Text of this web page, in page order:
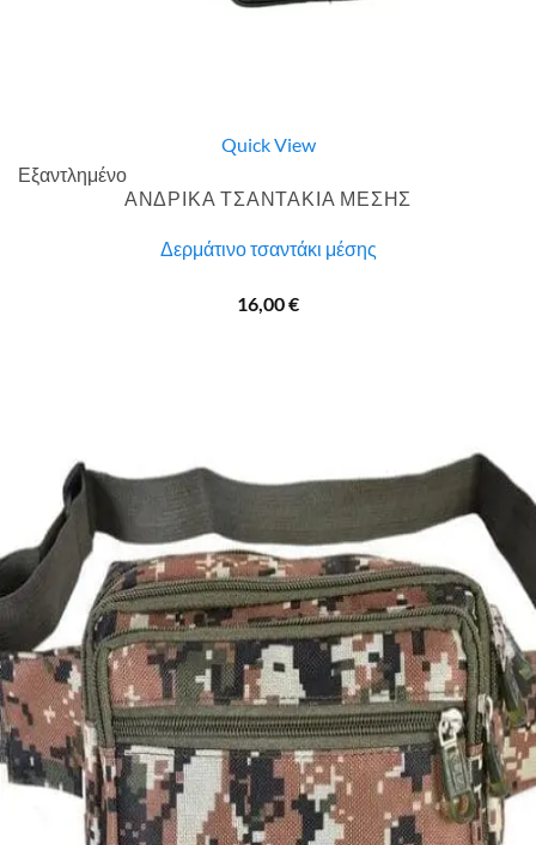
Quick View
Εξαντλημένο
ΑΝΔΡΙΚΑ ΤΣΑΝΤΑΚΙΑ ΜΕΣΗΣ
Δερμάτινο τσαντάκι μέσης
16,00€